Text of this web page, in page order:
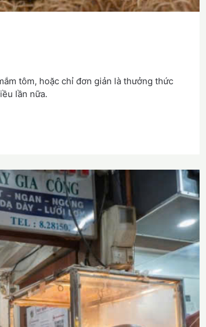
tôm, hoặc chỉ đơn giản là thưởng thức
lần nữa.